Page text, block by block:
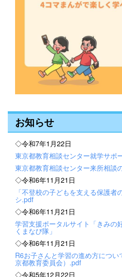
お知らせ
◇令和7年1月22日
東京都教育相談センター就学サポ
東京都教育相談センター来所相談
◇令和6年11月21日
「不登校の子どもを支える保護者
シ.pdf
◇令和6年11月21日
学習支援ポータルサイト「きみ
くまなび隊」
◇令和6年11月21日
R6お子さんと学習の進め方につ
京都教育委員会）.pdf
◇令和5年12月22日